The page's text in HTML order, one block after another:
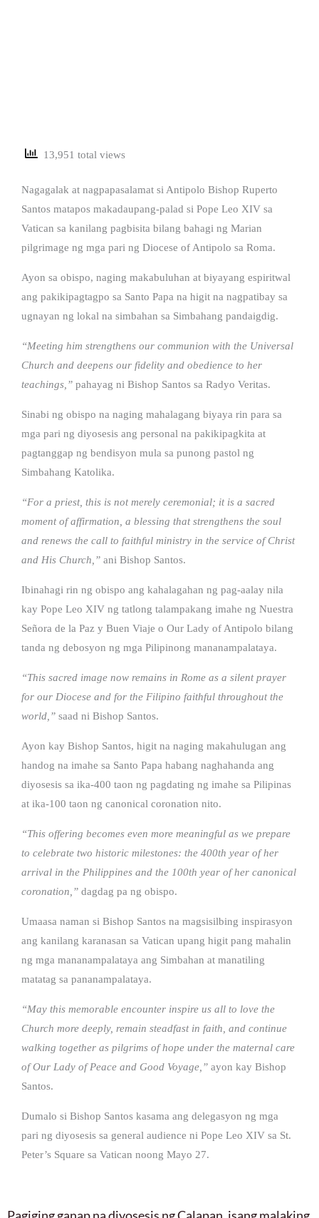
13,951 total views
Nagagalak at nagpapasalamat si Antipolo Bishop Ruperto
Santos matapos makadaupang-palad si Pope Leo XIV sa
Vatican sa kanilang pagbisita bilang bahagi ng Marian
pilgrimage ng mga pari ng Diocese of Antipolo sa Roma.
Ayon sa obispo, naging makabuluhan at biyayang espiritwal
ang pakikipagtagpo sa Santo Papa na higit na nagpatibay sa
ugnayan ng lokal na simbahan sa Simbahang pandaigdig.
“Meeting him strengthens our communion with the Universal
Church and deepens our fidelity and obedience to her
teachings,” pahayag ni Bishop Santos sa Radyo Veritas.
Sinabi ng obispo na naging mahalagang biyaya rin para sa
mga pari ng diyosesis ang personal na pakikipagkita at
pagtanggap ng bendisyon mula sa punong pastol ng
Simbahang Katolika.
“For a priest, this is not merely ceremonial; it is a sacred
moment of affirmation, a blessing that strengthens the soul
and renews the call to faithful ministry in the service of Christ
and His Church,” ani Bishop Santos.
Ibinahagi rin ng obispo ang kahalagahan ng pag-aalay nila
kay Pope Leo XIV ng tatlong talampakang imahe ng Nuestra
Señora de la Paz y Buen Viaje o Our Lady of Antipolo bilang
tanda ng debosyon ng mga Pilipinong mananampalataya.
“This sacred image now remains in Rome as a silent prayer
for our Diocese and for the Filipino faithful throughout the
world,” saad ni Bishop Santos.
Ayon kay Bishop Santos, higit na naging makahulugan ang
handog na imahe sa Santo Papa habang naghahanda ang
diyosesis sa ika-400 taon ng pagdating ng imahe sa Pilipinas
at ika-100 taon ng canonical coronation nito.
“This offering becomes even more meaningful as we prepare
to celebrate two historic milestones: the 400th year of her
arrival in the Philippines and the 100th year of her canonical
coronation,” dagdag pa ng obispo.
Umaasa naman si Bishop Santos na magsisilbing inspirasyon
ang kanilang karanasan sa Vatican upang higit pang mahalin
ng mga mananampalataya ang Simbahan at manatiling
matatag sa pananampalataya.
“May this memorable encounter inspire us all to love the
Church more deeply, remain steadfast in faith, and continue
walking together as pilgrims of hope under the maternal care
of Our Lady of Peace and Good Voyage,” ayon kay Bishop
Santos.
Dumalo si Bishop Santos kasama ang delegasyon ng mga
pari ng diyosesis sa general audience ni Pope Leo XIV sa St.
Peter’s Square sa Vatican noong Mayo 27.
Pagiging ganap na diyosesis ng Calapan, isang malaking